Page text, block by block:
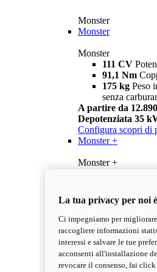
Monster
Monster
Monster
111 CV
91,1 Nm
175 kg Peso
senza
A partire da
Depotenziata 35
Configura scopri di
Monster +
Monster +
Peso
senza
A partire da
Depotenziata 35
Configura Scopri di
new Monster 100
La tua privacy per noi
Ci impegniamo per
raccogliere informazioni
interessi e salvare le tue
acconsenti all'installazione
revocare il consenso, fai click